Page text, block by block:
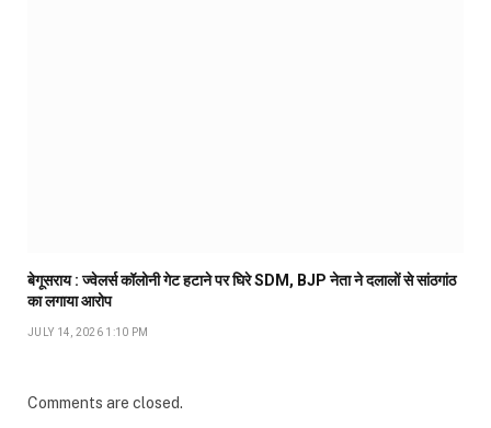
बेगूसराय : ज्वेलर्स कॉलोनी गेट हटाने पर घिरे SDM, BJP नेता ने दलालों से सांठगांठ
का लगाया आरोप
JULY 14, 2026 1:10 PM
Comments are closed.